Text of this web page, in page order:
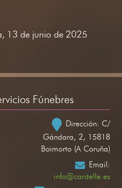
13 de junio de 2025
Fúnebres
Dirección: C/
Gándara, 2, 15818
Boimorto (A Coruña)
Email:
info@cardelle.es